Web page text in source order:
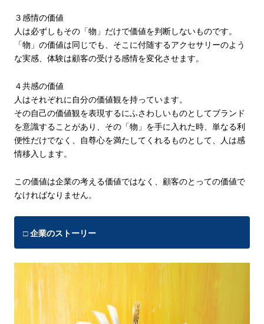
３感情の価値
人は必ずしもその「物」だけで価値を判断しないものです。
「物」の価値は同じでも、そこに付随するアクセサリーのよう
な実感、体験は顧客の受ける感情を変化させます。
４共感の価値
人はそれぞれに自分の価値観を持っています。
その自己の価値観を表現するにふさわしいものとしてブランド
を意識することがあり、その「物」を手に入れた時、単なる利
便性だけでなく、自尊心を満たしてくれるものとして、人は感
情移入します。
この価値は企業の考える価値ではなく、 顧客のとっての価値で
なければなりません。
□ 企業のストーリー